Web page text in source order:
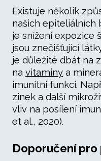
Existuje několik
našich epiteliálních
je snížení expozice
jsou znečišťující
je důležité dbát na
na vitaminy a
imunitní funkci.
zinek a další
vliv na posílení
et al., 2020).
Doporučení